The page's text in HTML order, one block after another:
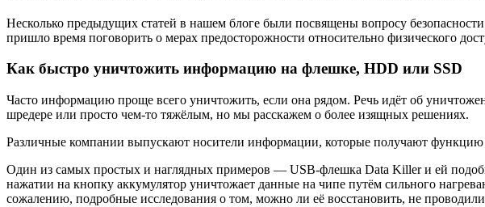
Несколько предыдущих статей в нашем блоге были посвящены вопросу
пришло время поговорить о мерах предосторожности относительно физического
Как быстро уничтожить информацию на флешке, HDD или SSD
Часто информацию проще всего уничтожить, если она рядом. Речь идёт об
шредере или просто чем-то тяжёлым, но мы расскажем о более изящных решениях.
Различные компании выпускают носители информации, которые получают
Один из самых простых и наглядных примеров — USB-флешка Data Killer и ей
нажатии на кнопку аккумулятор уничтожает данные на чипе путём сильного
сожалению, подробные исследования о том, можно ли её восстановить, не